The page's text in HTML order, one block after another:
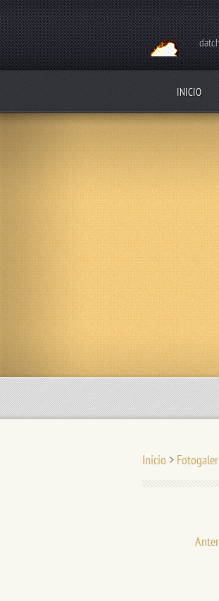
INICIO
Inicio >